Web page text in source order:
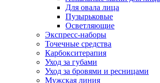
Для овала лица
Пузырьковые
Осветляющие
Экспресс-наборы
Точечные средства
Карбокситерапия
Уход за губами
Уход за бровями и ресницами
Мужская линия